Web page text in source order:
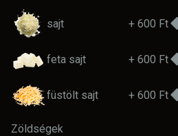
sajt + 600 Ft
feta sajt + 600 Ft
füstölt sajt + 600 Ft
Zöldségek